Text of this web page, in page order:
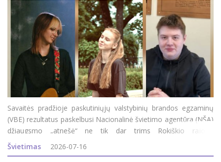
Savaitės pradžioje paskutiniųjų valstybinių brandos egzaminų
(VBE) rezultatus paskelbusi Nacionalinė švietimo agentūra (NŠA)
džiaugsmo „atnešė“ ne tik dar trims Rokiškio rajono
abiturientams, bet ir visam rajonui, nes iki šių rezultatų
paskelbimo Roki&s
Švietimas 2026-07-16